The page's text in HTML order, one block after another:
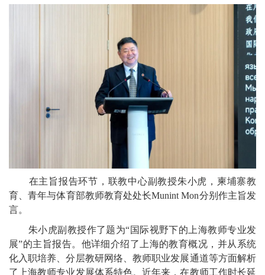
在主旨报告环节，联教中心副教授朱小虎，柬埔寨教
育、青年与体育部教师教育处处长Munint Mon分别作主旨发
言。
朱小虎副教授作了题为“国际视野下的上海教师专业发
展”的主旨报告。他详细介绍了上海的教育概况，并从系统
化入职培养、分层教研网络、教师职业发展通道等方面解析
了上海教师专业发展体系特色。近年来，在教师工作时长延